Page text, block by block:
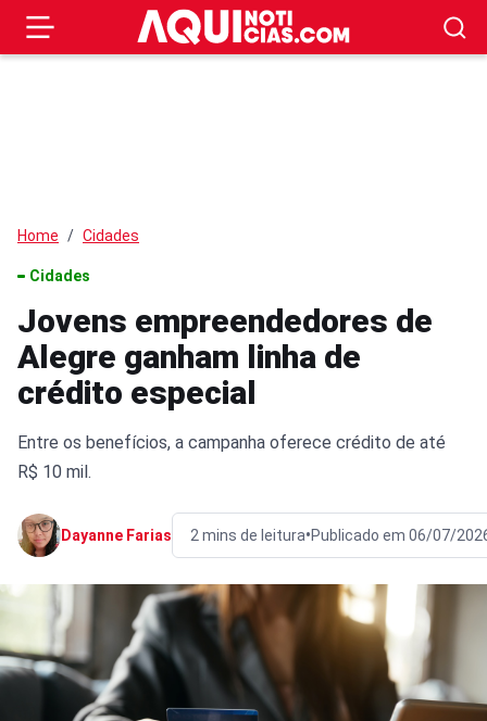
Home Cidades
Cidades
Jovens empreendedores de
Alegre ganham linha de
crédito especial
Entre os benefícios, a campanha oferece crédito de até
R$ 10 mil.
Dayanne Farias 2 mins de leitura•Publicado em 06/07/